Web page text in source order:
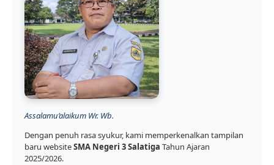
Assalamu’alaikum Wr. Wb.
Dengan penuh rasa syukur, kami memperkenalkan tampilan
baru websiteSMA Negeri 3 Salatiga Tahun Ajaran
2025/2026.